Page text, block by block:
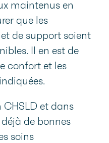
maintenus en
que les
de support soient
Il en est de
confort et les
CHSLD et dans
de bonnes
soins